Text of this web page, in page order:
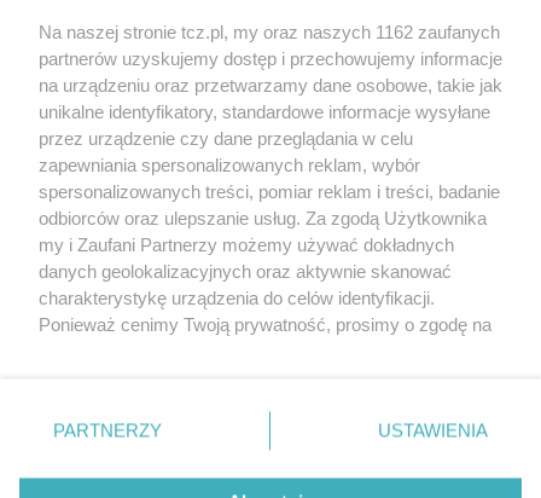
O FIRMIE POLITYKA PRYWATNOŚCI HOSTING
REKLAMA WSPÓŁPRACA RSS FACEBOOK KONTAKT
Nasze serwisy
Aktualności
Tcz24
Historia miasta
Muzyka i kultura
Archiwum wydarzeń
Zdjęcia miasta
Na naszej stronie tcz.pl, my oraz naszych 1162 zaufanych
partnerów uzyskujemy dostęp i przechowujemy informacje
na urządzeniu oraz przetwarzamy dane osobowe, takie jak
unikalne identyfikatory, standardowe informacje wysyłane
przez urządzenie czy dane przeglądania w celu
zapewniania spersonalizowanych reklam, wybór
spersonalizowanych treści, pomiar reklam i treści, badanie
odbiorców oraz ulepszanie usług. Za zgodą Użytkownika
my i Zaufani Partnerzy możemy używać dokładnych
danych geolokalizacyjnych oraz aktywnie skanować
charakterystykę urządzenia do celów identyfikacji.
Ponieważ cenimy Twoją prywatność, prosimy o zgodę na
znajdujący się w lewym dolnym rogu strony
. Niektóre
PARTNERZY USTAWIENIA